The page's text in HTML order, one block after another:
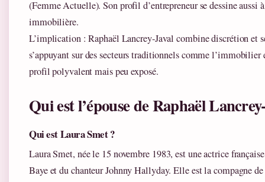
(Femme Actuelle). Son profil d’entrepreneur se dessine aussi
immobilière.
L’implication : Raphaël Lancrey-Javal combine discrétion et
s’appuyant sur des secteurs traditionnels comme
profil polyvalent mais peu exposé.
Qui est l’épouse de Raphaël
Qui est Laura Smet ?
Laura Smet, née le 15 novembre 1983, est une actrice
Baye et du chanteur Johnny Hallyday. Elle est la compagne